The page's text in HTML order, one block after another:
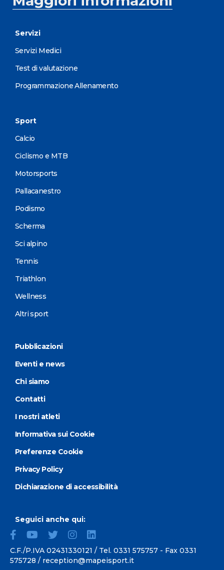
Servizi
Servizi Medici
Test di valutazione
Programmazione Allenamento
Sport
Calcio
Ciclismo e MTB
Motorsports
Pallacanestro
Podismo
Scherma
Sci alpino
Tennis
Triathlon
Wellness
Altri sport
Pubblicazioni
Eventi e news
Chi siamo
Contatti
I nostri atleti
Informativa sui Cookie
Preferenze Cookie
Privacy Policy
Dichiarazione di accessibilità
Seguici anche qui:
C.F./P.IVA 02431330121 / Tel. 0331 575757 - Fax 0331
575728 / reception@mapeisport.it